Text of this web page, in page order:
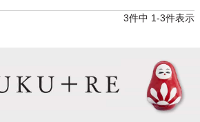
3件中 1-3件表示